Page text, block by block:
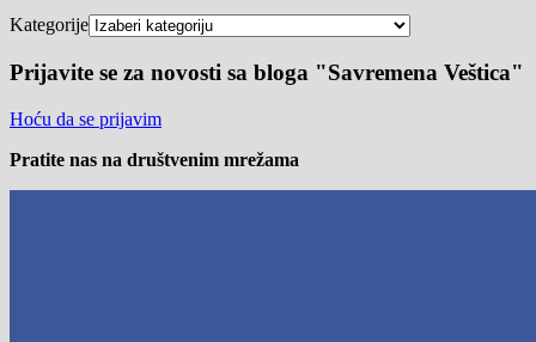
Kategorije
Prijavite se za novosti sa bloga "Savremena Veštica"
Hoću da se prijavim
Pratite nas na društvenim mrežama